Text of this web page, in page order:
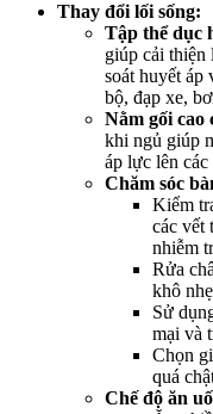
Thay đổi lối sống:
Tập thể dục
giúp cải thiện
soát huyết áp
bộ, đạp xe,
Nằm gối cao
khi ngủ giúp
áp lực lên
Chăm sóc
Kiểm
các vết
nhiễm
Rửa
khô
Sử
mại và
Chọn
quá
Chế độ ăn